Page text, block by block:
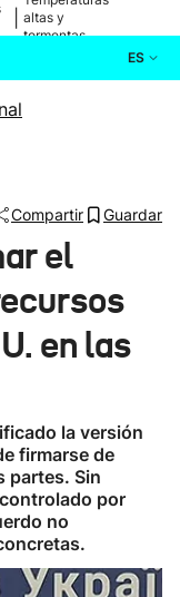
altas y
tormentas
ES
Compartir Guardar
el
en las
la versión
firmarse de
partes. Sin
por
no